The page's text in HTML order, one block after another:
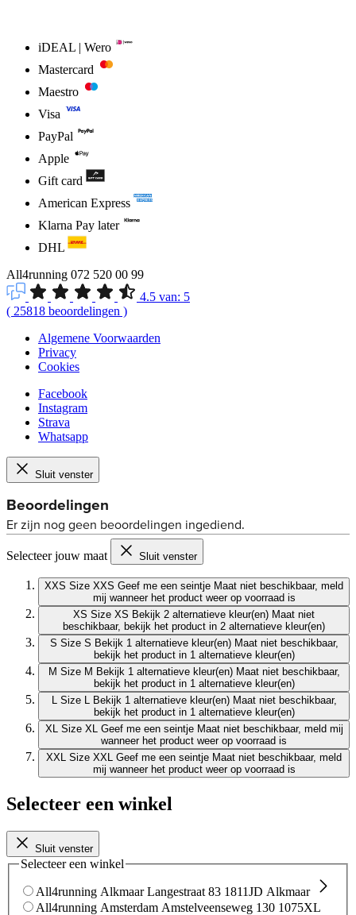
iDEAL | Wero
Mastercard
Maestro
Visa
PayPal
Apple
Gift card
American Express
Klarna Pay later
DHL
All4running 072 520 00 99
4.5 van: 5
( 25818 beoordelingen )
Algemene Voorwaarden
Privacy
Cookies
Facebook
Instagram
Strava
Whatsapp
Sluit venster
Selecteer jouw maat Sluit venster
XXS Size XXS Geef me een seintje Maat niet beschikbaar, meld
mij wanneer het product weer op voorraad is
XS Size XS Bekijk 2 alternatieve kleur(en) Maat niet
beschikbaar, bekijk het product in 2 alternatieve kleur(en)
S Size S Bekijk 1 alternatieve kleur(en) Maat niet beschikbaar,
bekijk het product in 1 alternatieve kleur(en)
M Size M Bekijk 1 alternatieve kleur(en) Maat niet beschikbaar,
bekijk het product in 1 alternatieve kleur(en)
L Size L Bekijk 1 alternatieve kleur(en) Maat niet beschikbaar,
bekijk het product in 1 alternatieve kleur(en)
XL Size XL Geef me een seintje Maat niet beschikbaar, meld mij
wanneer het product weer op voorraad is
XXL Size XXL Geef me een seintje Maat niet beschikbaar, meld
mij wanneer het product weer op voorraad is
Selecteer een winkel
Sluit venster
Selecteer een winkel
All4running Alkmaar Langestraat 83 1811JD Alkmaar
All4running Amsterdam Amstelveenseweg 130 1075XL